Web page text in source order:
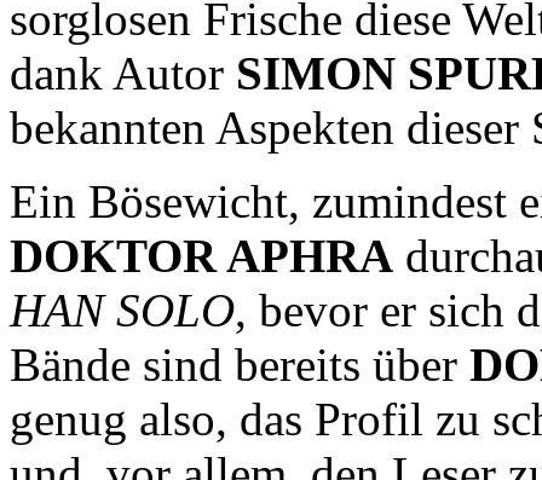
sorglosen Frische diese
dank Autor SIMON
bekannten Aspekten dieser
Ein Bösewicht, zumindest
DOKTOR APHRA
HAN SOLO, bevor er sich
Bände sind bereits über
genug also, das Profil zu